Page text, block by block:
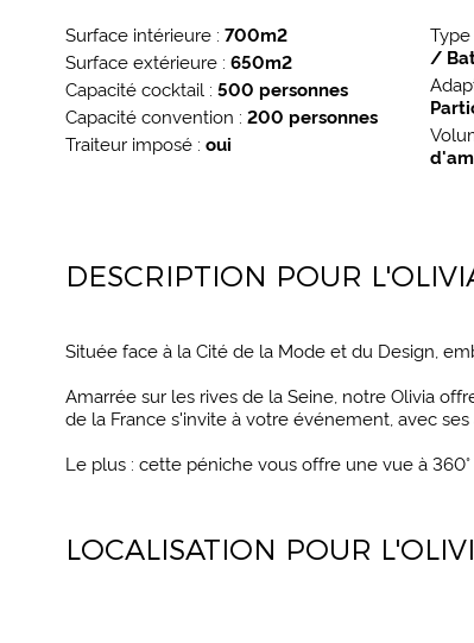
Surface intérieure : 700m2
Surface extérieure : 650m2
Capacité cocktail : 500 personnes
Capacité convention : 200 personnes
Traiteur imposé : oui
Type
DESCRIPTION POUR
Située face à la Cité de la Mode et du Design,
Amarrée sur les rives de la Seine, notre Olivia
de la France s'invite à votre événement, avec
Le plus : cette péniche vous offre une vue à 360°
LOCALISATION POUR